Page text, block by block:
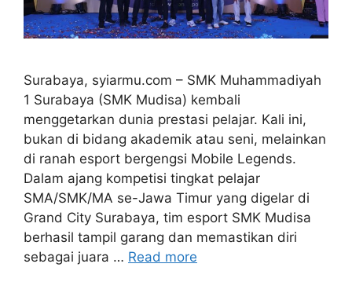
Surabaya, syiarmu.com – SMK Muhammadiyah
1 Surabaya (SMK Mudisa) kembali
menggetarkan dunia prestasi pelajar. Kali ini,
bukan di bidang akademik atau seni, melainkan
di ranah esport bergengsi Mobile Legends.
Dalam ajang kompetisi tingkat pelajar
SMA/SMK/MA se-Jawa Timur yang digelar di
Grand City Surabaya, tim esport SMK Mudisa
berhasil tampil garang dan memastikan diri
sebagai juara … Read more